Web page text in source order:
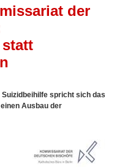
der
Suizidbeihilfe spricht sich das
Ausbau der